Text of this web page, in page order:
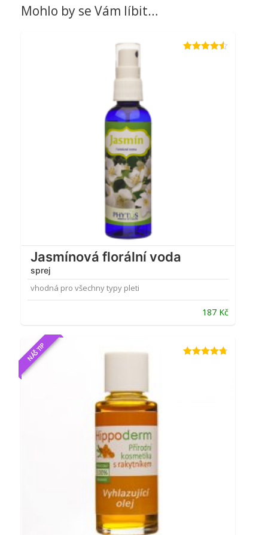
Mohlo by se Vám líbit…
Jasmínová florální voda
sprej
vhodná pro všechny typy pleti
187 Kč
NÁŠ TIP